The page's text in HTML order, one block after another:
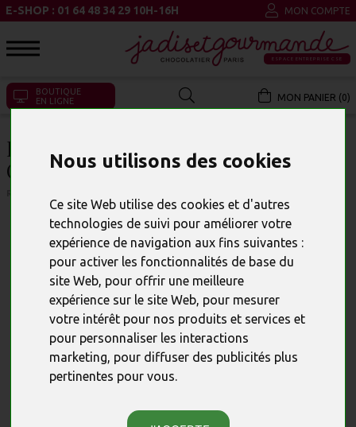
Nous utilisons des cookies
Ce site Web utilise des cookies et d'autres
technologies de suivi pour améliorer votre
expérience de navigation aux fins suivantes :
pour activer les fonctionnalités de base du
site Web, pour offrir une meilleure
expérience sur le site Web, pour mesurer
votre intérêt pour nos produits et services et
pour personnaliser les interactions
marketing, pour diffuser des publicités plus
pertinentes pour vous.
E-SHOP : 01 64 48 34 29 10H-16H MON COMPTE
ESPACE ENTREPRISE CSE
BOUTIQUE
EN LIGNE
MON PANIER (0)
LIVRE À GARNIR CADEAU
CHOCOLAT SUR MESURE